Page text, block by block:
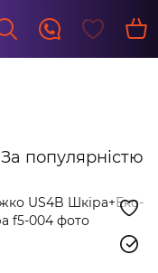
За популярністю